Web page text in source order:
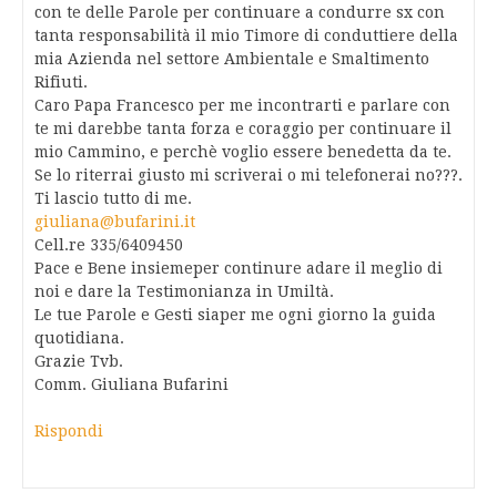
con te delle Parole per continuare a condurre sx con
tanta responsabilità il mio Timore di conduttiere della
mia Azienda nel settore Ambientale e Smaltimento
Rifiuti.
Caro Papa Francesco per me incontrarti e parlare con
te mi darebbe tanta forza e coraggio per continuare il
mio Cammino, e perchè voglio essere benedetta da te.
Se lo riterrai giusto mi scriverai o mi telefonerai no???.
Ti lascio tutto di me.
giuliana@bufarini.it
Cell.re 335/6409450
Pace e Bene insiemeper continure adare il meglio di
noi e dare la Testimonianza in Umiltà.
Le tue Parole e Gesti siaper me ogni giorno la guida
quotidiana.
Grazie Tvb.
Comm. Giuliana Bufarini
Rispondi